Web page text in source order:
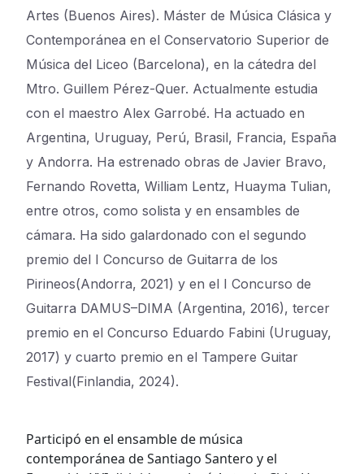
Artes (Buenos Aires). Máster de Música Clásica y
Contemporánea en el Conservatorio Superior de
Música del Liceo (Barcelona), en la cátedra del
Mtro. Guillem Pérez-Quer. Actualmente estudia
con el maestro Alex Garrobé. Ha actuado en
Argentina, Uruguay, Perú, Brasil, Francia, España
y Andorra. Ha estrenado obras de Javier Bravo,
Fernando Rovetta, William Lentz, Huayma Tulian,
entre otros, como solista y en ensambles de
cámara. Ha sido galardonado con el segundo
premio del I Concurso de Guitarra de los
Pirineos(Andorra, 2021) y en el I Concurso de
Guitarra DAMUS–DIMA (Argentina, 2016), tercer
premio en el Concurso Eduardo Fabini (Uruguay,
2017) y cuarto premio en el Tampere Guitar
Festival(Finlandia, 2024).
Participó en el ensamble de música
contemporánea de Santiago Santero y el